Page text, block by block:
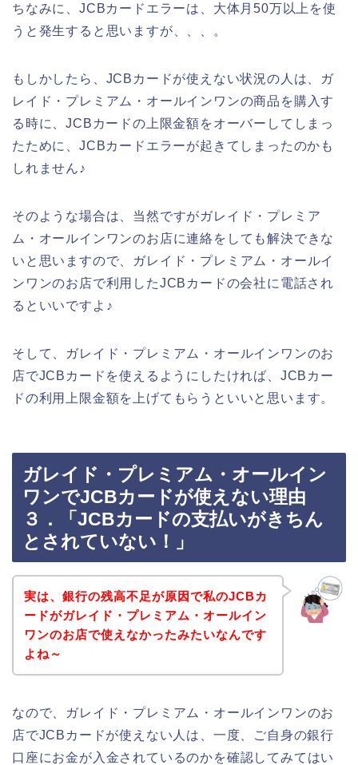
ちなみに、JCBカードエラーは、大体月50万以上を使
うと発生すると思いますが、、、。
もしかしたら、JCBカードが使えない状況の人は、ガ
レイド・プレミアム・オールインワンの商品を購入す
る時に、JCBカードの上限金額をオーバーしてしまっ
たために、JCBカードエラーが起きてしまったのかも
しれません♪
そのような場合は、当然ですがガレイド・プレミア
ム・オールインワンのお店に連絡をしても解決できな
いと思いますので、ガレイド・プレミアム・オールイ
ンワンのお店で利用したJCBカードの会社に電話され
るといいですよ♪
そして、ガレイド・プレミアム・オールインワンのお
店でJCBカードを使えるようにしたければ、JCBカー
ドの利用上限金額を上げてもらうといいと思います。
ガレイド・プレミアム・オールイン
ワンでJCBカードが使えない理由
３．「JCBカードの支払いがきちん
とされていない！」
実は、銀行の残高不足が原因で私のJCBカ
ードがガレイド・プレミアム・オールイン
ワンのお店で使えなかったみたいなんです
よね～
なので、ガレイド・プレミアム・オールインワンのお
店でJCBカードが使えない人は、一度、ご自身の銀行
口座にお金が入金されているのかを確認してみてはい